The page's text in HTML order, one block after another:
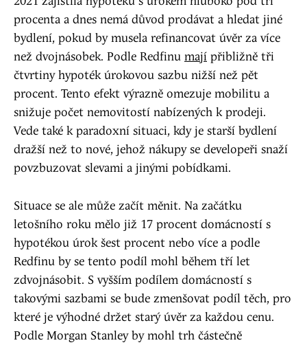
procenta a dnes nemá důvod prodávat a hledat jiné
bydlení, pokud by musela refinancovat úvěr za více
než dvojnásobek. Podle Redfinu mají přibližně tři
čtvrtiny hypoték úrokovou sazbu nižší než pět
procent. Tento efekt výrazně omezuje mobilitu a
snižuje počet nemovitostí nabízených k prodeji.
Vede také k paradoxní situaci, kdy je starší bydlení
dražší než to nové, jehož nákupy se developeři snaží
povzbuzovat slevami a jinými pobídkami.
Situace se ale může začít měnit. Na začátku
letošního roku mělo již 17 procent domácností s
hypotékou úrok šest procent nebo více a podle
Redfinu by se tento podíl mohl během tří let
zdvojnásobit. S vyšším podílem domácností s
takovými sazbami se bude zmenšovat podíl těch, pro
které je výhodné držet starý úvěr za každou cenu.
Podle Morgan Stanley by mohl trh částečně